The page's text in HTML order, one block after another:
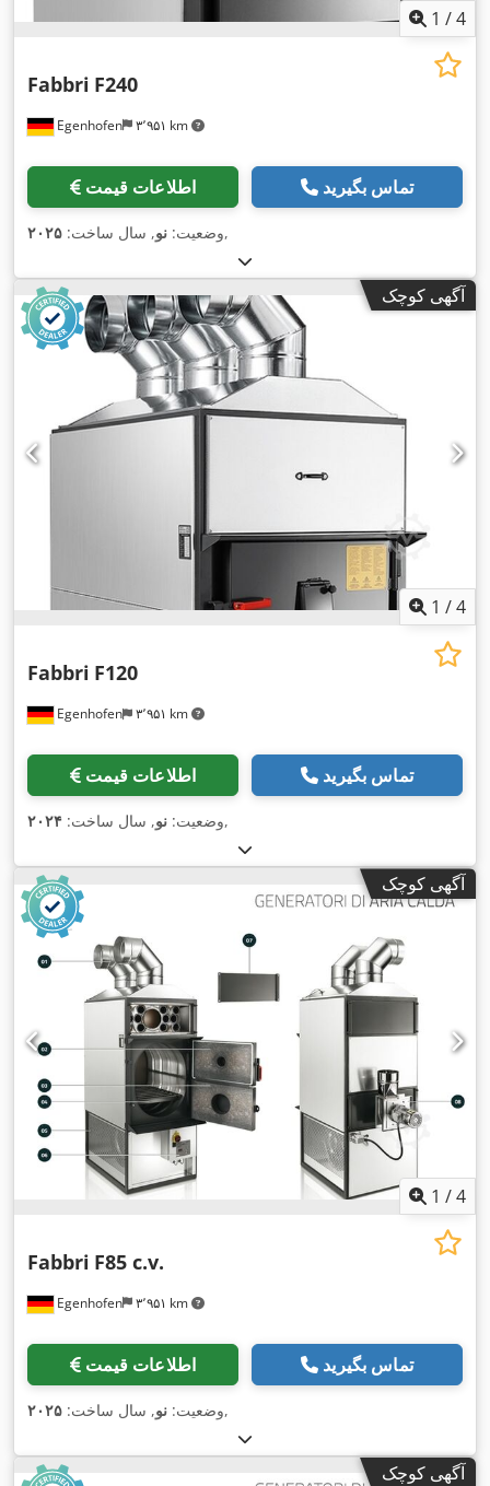
1 /4
Egenhofen ۳٬۹۵۱ km
Fabbri F240
اطلاعات قیمت تماس بگیرید
وضعیت: نو, سال ساخت: ۲۰۲۵ ,
آگهی کوچک
1 /4
Egenhofen ۳٬۹۵۱ km
Fabbri F120
اطلاعات قیمت تماس بگیرید
وضعیت: نو, سال ساخت: ۲۰۲۴ ,
آگهی کوچک
1 /4
Egenhofen ۳٬۹۵۱ km
Fabbri F85 c.v.
اطلاعات قیمت تماس بگیرید
وضعیت: نو, سال ساخت: ۲۰۲۵ ,
آگهی کوچک